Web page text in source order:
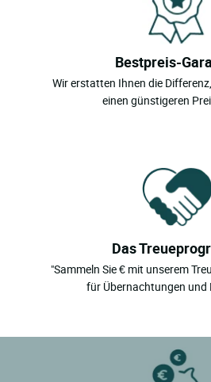
Bestpreis-
Wir erstatten Ihnen die
einen günstigeren
Das
"Sammeln Sie € mit unserem
für Übernachtungen und